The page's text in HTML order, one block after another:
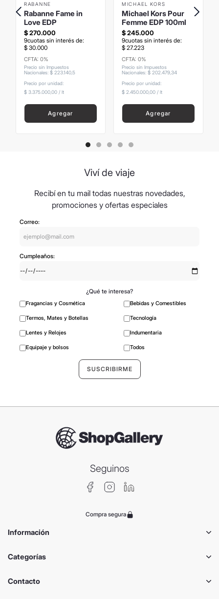
RABANNE
Rabanne Fame in
Love EDP
$270.000
9cuotas sin interés de:
$ 30.000
CFTA: 0%
Precio sin Impuestos
Nacionales: $ 2231405
Precio por unidad:
$ 3.375.000,00 / lt
Agregar
MICHAEL KORS
Michael Kors Pour
Femme EDP 100ml
$245.000
9cuotas sin interés de:
$ 27.223
CFTA: 0%
Precio sin Impuestos
Nacionales: $ 202 47934
Precio por unidad:
$ 2.450.000,00 / lt
Agregar
Viví de viaje
Recibí en tu mail todas nuestras novedades,
promociones y ofertas especiales
Correo:
Cumpleaños:
¿Qué te interesa?
Fragancias y Cosmética Bebidas y Comestibles
Termos, Mates y Botellas Tecnología
Lentes y Relojes Indumentaria
Equipaje y bolsos Todos
Seguinos
Compra segura
Información
Categorías
Contacto